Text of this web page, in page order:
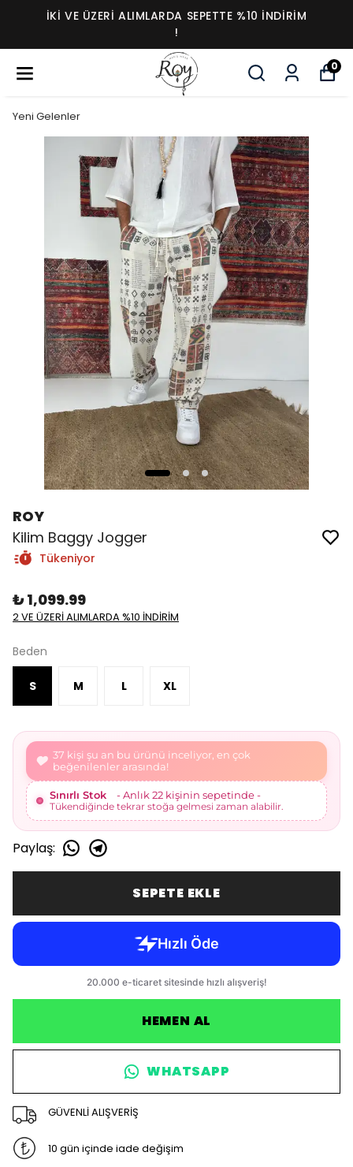
İKI VE ÜZERI ALIMLARDA SEPETTE %10 İNDIRIM
!
0
Yeni Gelenler
ROY
Kilim Baggy Jogger
Tükeniyor
₺ 1,099.99
2 VE ÜZERİ ALIMLARDA %10 İNDİRİM
Beden
S M L XL
40 kişi şu an bu ürünü inceliyor, en çok
beğenilenler arasında!
Sınırlı Stok
- Anlık 23 kişinin sepetinde -
Tükendiğinde tekrar stoğa gelmesi zaman alabilir.
Paylaş:
SEPETE EKLE
HEMEN AL
WHATSAPP
GÜVENLİ ALIŞVERİŞ
10 gün içinde iade değişim